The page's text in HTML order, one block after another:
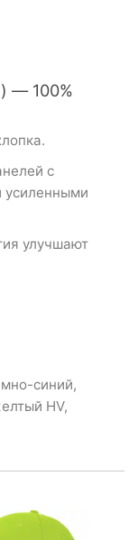
— 100%
с
усиленными
улучшают
синий,
HV,